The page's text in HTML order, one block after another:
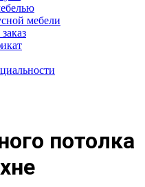
мебели
потолка